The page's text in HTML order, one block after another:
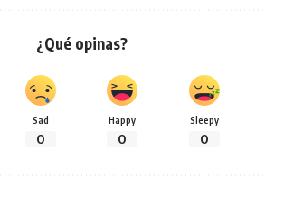
¿Qué opinas?
Sad
0
Happy
0
Sleepy
0